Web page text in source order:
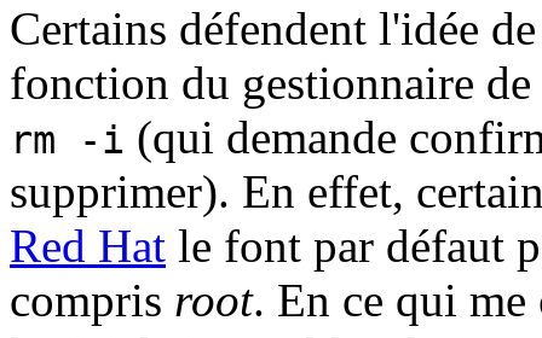
Certains défendent l'idée
fonction du gestionnaire
rm -i (qui demande
supprimer). En effet,
Red Hat le font par défaut
compris root. En ce qui me